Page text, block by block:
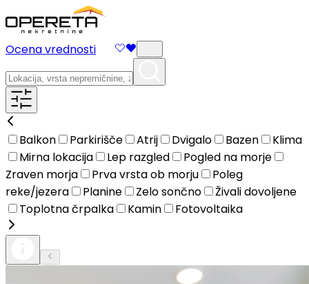
Ocena vrednosti
Balkon Parkirišče Atrij Dvigalo Bazen
Klima
Mirna lokacija
Lep razgled
Pogled na morje
Zraven morja
Prva vrsta ob morju
Poleg
reke/jezera
Planine Zelo sončno
Živali dovoljene
Toplotna črpalka
Kamin Fotovoltaika